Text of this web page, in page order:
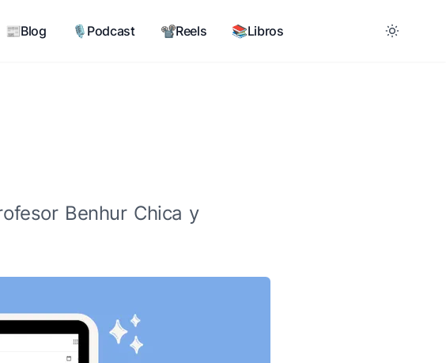
📰Blog 🎙️Podcast 📽️Reels 📚Libros
Benhur Chica y